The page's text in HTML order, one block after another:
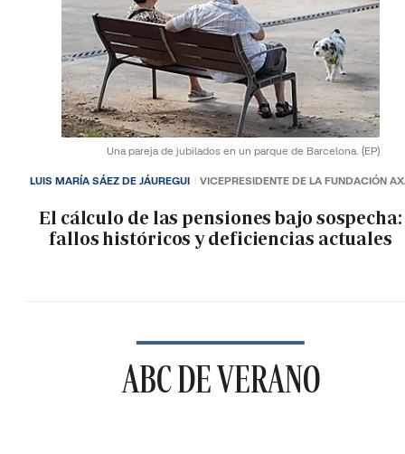
Una pareja de jubilados en un parque de Barcelona. (EP)
El cálculo de las pensiones bajo sospecha:
fallos históricos y deficiencias actuales
LUIS MARÍA SÁEZ DE JÁUREGUI VICEPRESIDENTE DE LA FUNDACIÓN
ABC DE VERANO